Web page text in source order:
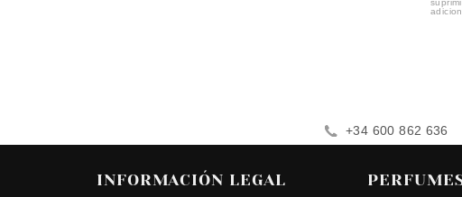
+34 600 862 636
INFORMACIÓN LEGAL